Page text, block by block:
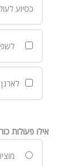
כסיוע
אילו פעולות